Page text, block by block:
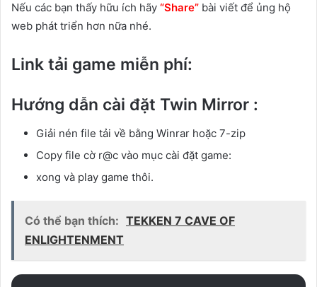
Nếu các bạn thấy hữu ích hãy “Share” bài viết để ủng hộ
web phát triển hơn nữa nhé.
Link tải game miễn phí:
Hướng dẫn cài đặt Twin Mirror :
Giải nén file tải về bằng Winrar hoặc 7-zip
Copy file cờ r@c vào mục cài đặt game:
xong và play game thôi.
Có thể bạn thích: TEKKEN 7 CAVE OF
ENLIGHTENMENT